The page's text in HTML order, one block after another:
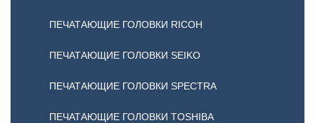
ПЕЧАТАЮЩИЕ ГОЛОВКИ RICOH
ПЕЧАТАЮЩИЕ ГОЛОВКИ SEIKO
ПЕЧАТАЮЩИЕ ГОЛОВКИ SPECTRA
ПЕЧАТАЮЩИЕ ГОЛОВКИ TOSHIBA